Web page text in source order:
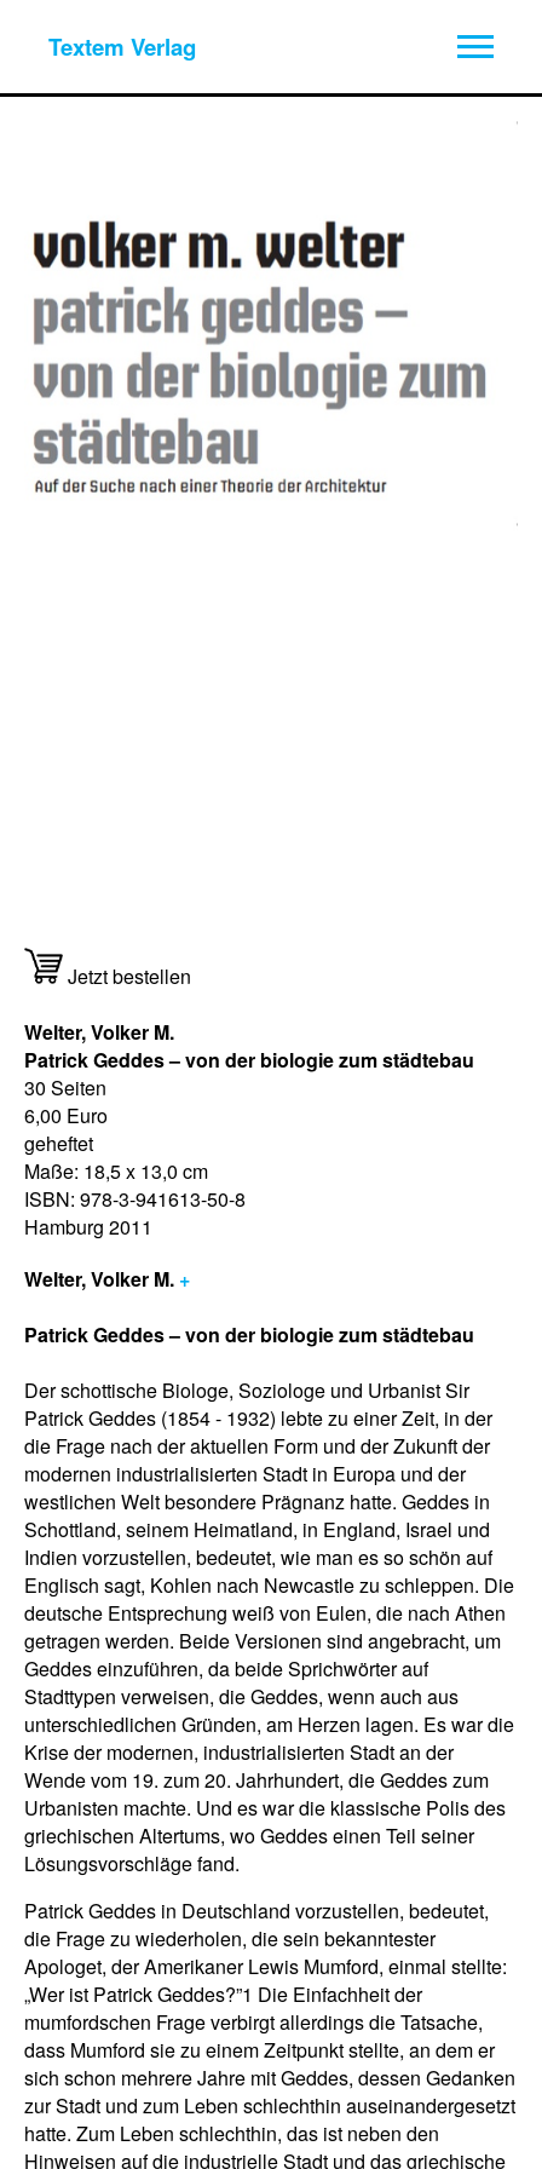
Textem Verlag
Welter, Volker M. +
Patrick Geddes – von der biologie zum städtebau
Der schottische Biologe, Soziologe und Urbanist Sir
Patrick Geddes (1854 - 1932) lebte zu einer Zeit, in der
die Frage nach der aktuellen Form und der Zukunft der
modernen industrialisierten Stadt in Europa und der
westlichen Welt besondere Prägnanz hatte. Geddes in
Schottland, seinem Heimatland, in England, Israel und
Indien vorzustellen, bedeutet, wie man es so schön auf
Englisch sagt, Kohlen nach Newcastle zu schleppen. Die
deutsche Entsprechung weiß von Eulen, die nach Athen
getragen werden. Beide Versionen sind angebracht, um
Geddes einzuführen, da beide Sprichwörter auf
Stadttypen verweisen, die Geddes, wenn auch aus
unterschiedlichen Gründen, am Herzen lagen. Es war die
Krise der modernen, industrialisierten Stadt an der
Wende vom 19. zum 20. Jahrhundert, die Geddes zum
Urbanisten machte. Und es war die klassische Polis des
griechischen Altertums, wo Geddes einen Teil seiner
Lösungsvorschläge fand.
Patrick Geddes in Deutschland vorzustellen, bedeutet,
die Frage zu wiederholen, die sein bekanntester
Apologet, der Amerikaner Lewis Mumford, einmal stellte:
„Wer ist Patrick Geddes?”1 Die Einfachheit der
mumfordschen Frage verbirgt allerdings die Tatsache,
dass Mumford sie zu einem Zeitpunkt stellte, an dem er
sich schon mehrere Jahre mit Geddes, dessen Gedanken
zur Stadt und zum Leben schlechthin auseinandergesetzt
hatte. Zum Leben schlechthin, das ist neben den
Hinweisen auf die industrielle Stadt und das griechische
Jetzt bestellen
Welter, Volker M.
Patrick Geddes – von der biologie zum städtebau
30 Seiten
6,00 Euro
geheftet
Maße: 18,5 x 13,0 cm
ISBN: 978-3-941613-50-8
Hamburg 2011